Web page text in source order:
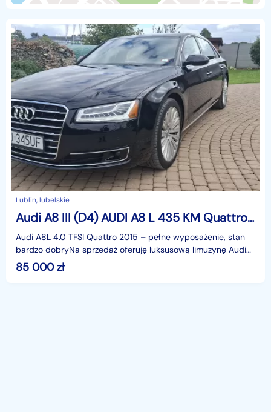
Lublin, lubelskie
Audi A8 III (D4) AUDI A8 L 435 KM Quattro - PROMOCJA !!!
Audi A8L 4.0 TFSI Quattro 2015 – pełne wyposażenie, stan
bardzo dobryNa sprzedaż oferuję luksusową limuzynę Audi
A8L 4.0 TFSI Quattro z 2015 roku (data produkcj
85 000zł